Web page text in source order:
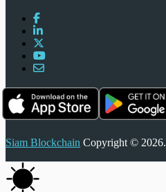
Siam Blockchain Copyright © 2026.